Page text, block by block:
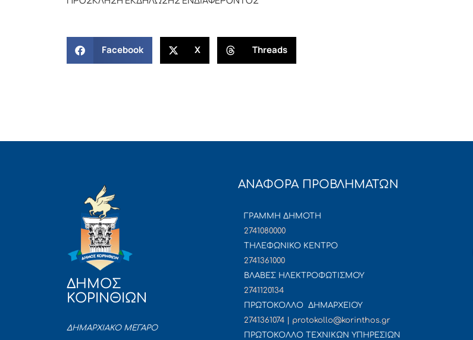
Facebook X Threads
ΔΗΜΟΣ
ΚΟΡΙΝΘΙΩΝ
ΔΗΜΑΡΧΙΑΚΟ ΜΕΓΑΡΟ
ΑΝΑΦΟΡΑ ΠΡΟΒΛΗΜΑΤΩΝ
ΓΡΑΜΜΗ ΔΗΜΟΤΗ
2741080000
ΤΗΛΕΦΩΝΙΚΟ ΚΕΝΤΡΟ
2741361000
ΒΛΑΒΕΣ ΗΛΕΚΤΡΟΦΩΤΙΣΜΟΥ
2741120134
ΠΡΩΤΟΚΟΛΛΟ ΔΗΜΑΡΧΕΙΟΥ
2741361074 | protokollo@korinthos.gr
ΠΡΩΤΟΚΟΛΛΟ ΤΕΧΝΙΚΩΝ ΥΠΗΡΕΣΙΩΝ